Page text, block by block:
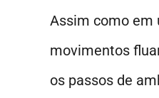
Assim como em
movimentos
os passos de